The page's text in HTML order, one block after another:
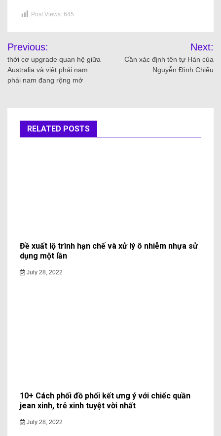
Post Views: 645
Previous:
thời cơ upgrade quan hệ giữa
Australia và việt phái nam
phái nam đang rộng mở
Next:
Cần xác định tên tự Hán của
Nguyễn Đình Chiểu
RELATED POSTS
Đề xuất lộ trình hạn chế và xử lý ô nhiễm nhựa sử
dụng một lần
July 28, 2022
10+ Cách phối đồ phối kết ưng ý với chiếc quần
jean xinh, trẻ xinh tuyệt vời nhất
July 28, 2022